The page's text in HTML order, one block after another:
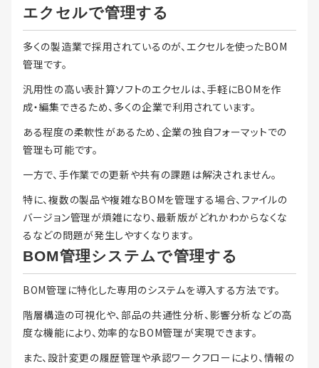
エクセルで管理する
多くの製造業で採用されているのが、エクセルを使ったBOM
管理です。
汎用性の高い表計算ソフトのエクセルは、手軽にBOMを作
成・編集できるため、多くの企業で利用されています。
ある程度の柔軟性があるため、企業の独自フォーマットでの
管理も可能です。
一方で、手作業での更新や共有の課題は解決されません。
特に、複数の製品や複雑なBOMを管理する場合、ファイルの
バージョン管理が煩雑になり、最新版がどれかわからなくな
るなどの問題が発生しやすくなります。
BOM管理システムで管理する
BOM管理に特化した専用のシステムを導入する方法です。
階層構造の可視化や、部品の共通性分析、影響分析などの高
度な機能により、効率的なBOM管理が実現できます。
また、設計変更の履歴管理や承認ワークフローにより、情報の